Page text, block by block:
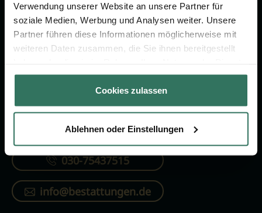
Verwendung unserer Website an unsere Partner für
soziale Medien, Werbung und Analysen weiter. Unsere
Partner führen diese Informationen möglicherweise mit
weiteren Daten zusammen, die Sie ihnen bereitgestellt
gesammelt haben.
Cookies zulassen
Ablehnen oder Einstellungen
FÜR SIE
Vergleich
Verzeichnis
FÜR BESTATTER
Online-Portal
KONTAKTIEREN SIE UNS
030-75437515
info@bestattungen.de